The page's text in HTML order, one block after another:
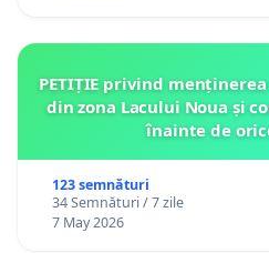
PETIȚIE privind
din zona Lacului Noua și
înainte de
123 semnături
34 Semnături / 7 zile
7 May 2026